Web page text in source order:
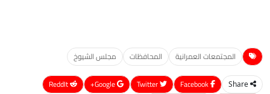
المجتمعات العمرانية المحافظات مجلس الشيوخ
Share
Google+
ReddIt